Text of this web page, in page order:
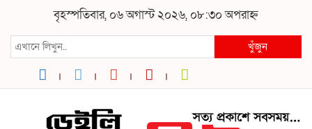
বৃহস্পতিবার, ০৬ অগাস্ট ২০২৬, ০৮:৩০ অপরাহ্ন
খুঁজুন